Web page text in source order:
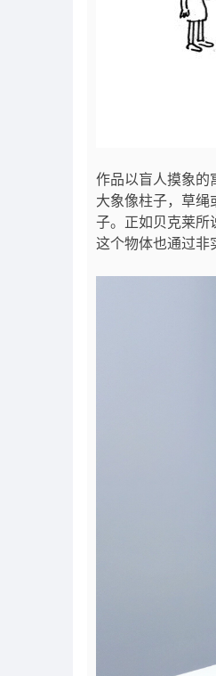
作品以盲人摸象的
大象像柱子，草绳
子。正如贝克莱所
这个物体也通过非